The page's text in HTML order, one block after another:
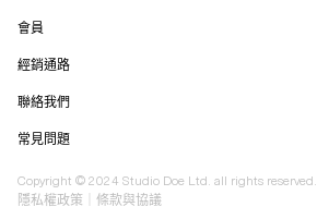
會員
經銷通路
聯絡我們
常見問題
Copyright © 2024 Studio Doe Ltd. all rights reserved.
隱私權政策
條款與協議